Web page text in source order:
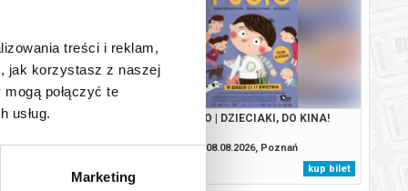
treści i reklam,
jak korzystasz z naszej
połączyć te
usług.
Marketing
ŚMIERCI
Poznań
PUCIO | DZIECIAKI, DO KINA!
08.08.2026, Poznań
kup bilet